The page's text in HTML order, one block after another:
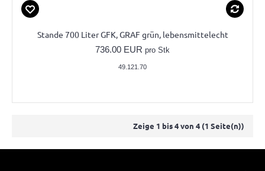
Stande 700 Liter GFK, GRAF grün, lebensmittelecht
736.00 EUR pro Stk
49.121.70
Zeige 1 bis 4 von 4 (1 Seite(n))